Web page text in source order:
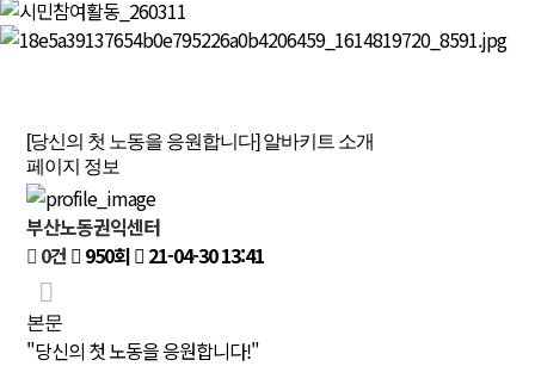
[당신의 첫 노동을 응원합니다] 알바키트 소개
페이지 정보
부산노동권익센터
0건
950회 21-04-30 13:41
본문
"당신의 첫 노동을 응원합니다!"